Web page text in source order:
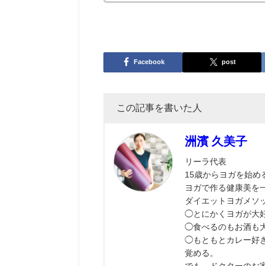
Facebook post
この記事を書いた人
洲濱 久美子
リーラ代表
15歳からヨガを始め
ヨガで作る健康美を
ダイエットヨガメソ
◯とにかくヨガが大
◯食べるのもお酒も
◯もともとカレー好
覚める。